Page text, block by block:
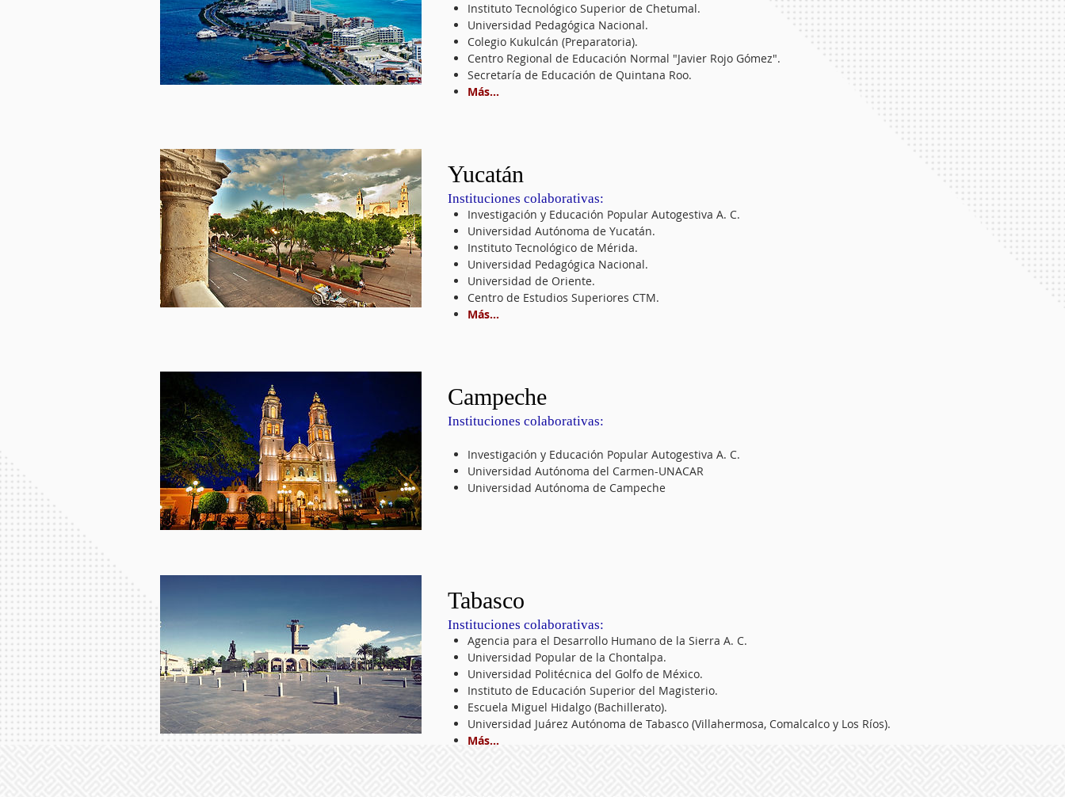
Instituto Tecnológico Superior de Chetumal.
Universidad Pedagógica Nacional.
Colegio Kukulcán (Preparatoria).
Centro Regional de Educación Normal "Javier Rojo Gómez".
Secretaría de Educación de Quintana Roo.
Más...
Yucatán
​Instituciones colaborativas:
Investigación y Educación Popular Autogestiva A. C.
Universidad Autónoma de Yucatán.
Instituto Tecnológico de Mérida.
Universidad Pedagógica Nacional.
Universidad de Oriente.
Centro de Estudios Superiores CTM.
Más...
Campeche
​Instituciones colaborativas:
Investigación y Educación Popular Autogestiva A. C.
Universidad Autónoma del Carmen-UNACAR
Universidad Autónoma de Campeche
Tabasco
​Instituciones colaborativas:
Agencia para el Desarrollo Humano de la Sierra A. C.
Universidad Popular de la Chontalpa.
Universidad Politécnica del Golfo de México.
Instituto de Educación Superior del Magisterio.
Escuela Miguel Hidalgo (Bachillerato).
Universidad Juárez Autónoma de Tabasco (Villahermosa, Comalcalco y Los Ríos).
Más...